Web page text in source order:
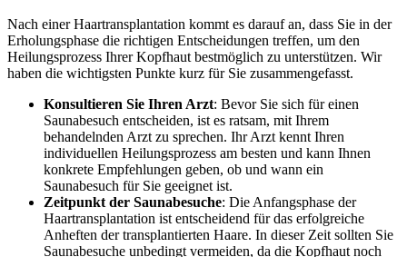
Nach einer Haartransplantation kommt es darauf an, dass Sie in der
Erholungsphase die richtigen Entscheidungen treffen, um den
Heilungsprozess Ihrer Kopfhaut bestmöglich zu unterstützen. Wir
haben die wichtigsten Punkte kurz für Sie zusammengefasst.
Konsultieren Sie Ihren Arzt: Bevor Sie sich für einen
Saunabesuch entscheiden, ist es ratsam, mit Ihrem
behandelnden Arzt zu sprechen. Ihr Arzt kennt Ihren
individuellen Heilungsprozess am besten und kann Ihnen
konkrete Empfehlungen geben, ob und wann ein
Saunabesuch für Sie geeignet ist.
Zeitpunkt der Saunabesuche: Die Anfangsphase der
Haartransplantation ist entscheidend für das erfolgreiche
Anheften der transplantierten Haare. In dieser Zeit sollten Sie
Saunabesuche unbedingt vermeiden, da die Kopfhaut noch